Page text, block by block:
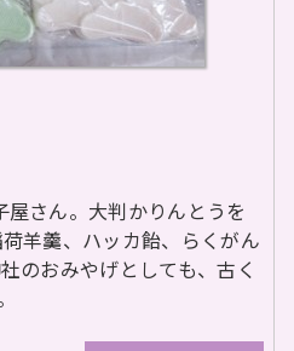
さん。大判かりんとうを
羊羹、ハッカ飴、らくがん
のおみやげとしても、古く